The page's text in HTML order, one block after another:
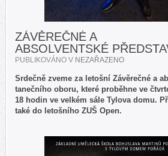
ZÁVĚREČNÉ A
ABSOLVENTSKÉ
PUBLIKOVÁNO V NEZAŘAZENO
Srdečně zveme za letošní Závěrečné a
tanečního oboru, které proběhne ve
18 hodin ve velkém sále Tylova domu.
také do letošního ZUŠ Open.